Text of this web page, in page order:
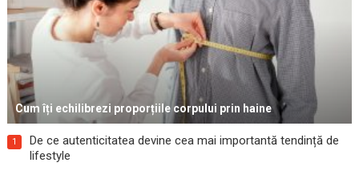
Cum îți echilibrezi proporțiile corpului prin haine
1
De ce autenticitatea devine cea mai importantă tendință de
lifestyle